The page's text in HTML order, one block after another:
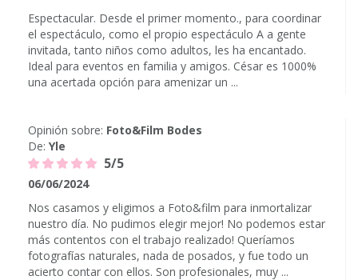
Espectacular. Desde el primer momento., para coordinar
el espectáculo, como el propio espectáculo A a gente
invitada, tanto niños como adultos, les ha encantado.
Ideal para eventos en familia y amigos. César es 1000%
una acertada opción para amenizar un ...
Opinión sobre: Foto&Film Bodes
De: Yle
5/5
06/06/2024
Nos casamos y eligimos a Foto&film para inmortalizar
nuestro día. No pudimos elegir mejor! No podemos estar
más contentos con el trabajo realizado! Queríamos
fotografías naturales, nada de posados, y fue todo un
acierto contar con ellos. Son profesionales, muy ...